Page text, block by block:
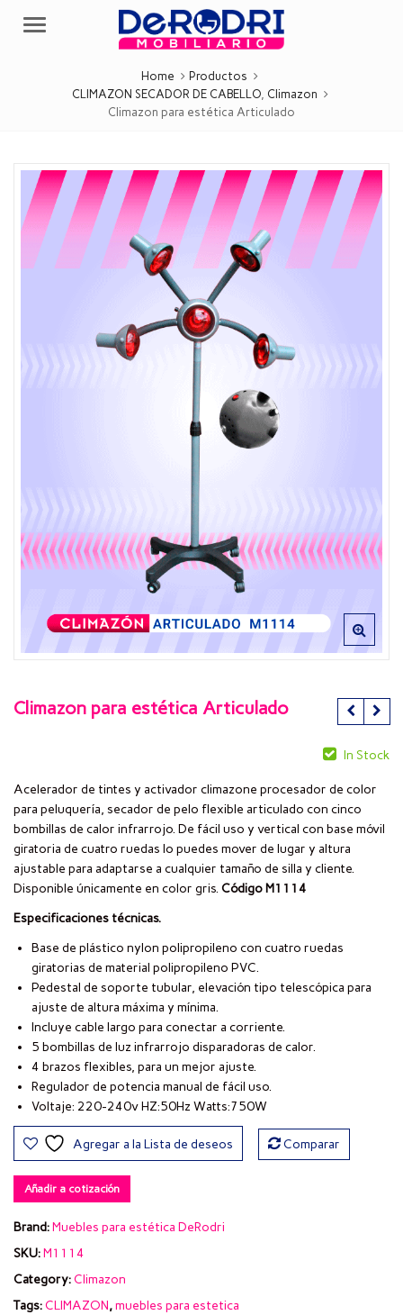
Menu
Home
Productos
CLIMAZON SECADOR DE CABELLO, Climazon
Climazon para estética Articulado
Climazon para estética Articulado
In Stock
Acelerador de tintes y activador climazone procesador de color
para peluquería, secador de pelo flexible articulado con cinco
bombillas de calor infrarrojo. De fácil uso y vertical con base móvil
giratoria de cuatro ruedas lo puedes mover de lugar y altura
ajustable para adaptarse a cualquier tamaño de silla y cliente.
Disponible únicamente en color gris. Código M1114
Especificaciones técnicas.
Base de plástico nylon polipropileno con cuatro ruedas
giratorias de material polipropileno PVC.
Pedestal de soporte tubular, elevación tipo telescópica para
ajuste de altura máxima y mínima.
Incluye cable largo para conectar a corriente.
5 bombillas de luz infrarrojo disparadoras de calor.
4 brazos flexibles, para un mejor ajuste.
Regulador de potencia manual de fácil uso.
Voltaje: 220-240v HZ:50Hz Watts:750W
Agregar a la Lista de deseos Comparar
Añadir a cotización
Brand:Muebles para estética DeRodri
SKU:M1114
Category:Climazon
Tags:CLIMAZON,muebles para estetica